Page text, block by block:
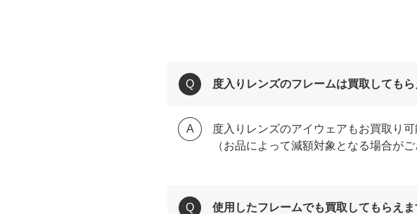
度入りレンズのフレームは買取してもら
度入りレンズのアイウェアもお買取り
（お品によって減額対象となる場合がご
使用したフレームでも買取してもらえま